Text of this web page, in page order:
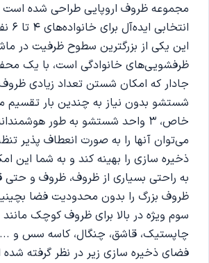
مجموعه ظروف اروپایی طراحی شده است
این یکی از بزرگترین سطوح ظرفیت در
ظرفشویی‌های خانوادگی است، با یک
جادار که امکان شستن تعداد زیادی
شستشو بدون نیاز به چندین بار تقسیم
خاص، 3 واحد شستشو به طور
می‌توان آنها را به صورت انعطاف پذیر
ذخیره سازی را بهینه کند و به شما این
به راحتی بسیاری از ظروف، ظروف و حتی
ظروف بزرگ را بدون محدودیت فضا
سوم ویژه در بالا برای ظروف کوچک
چاپستیک، قاشق، چنگال، کاسه سس و ...
فضای ذخیره سازی زیر در نظر گرفته